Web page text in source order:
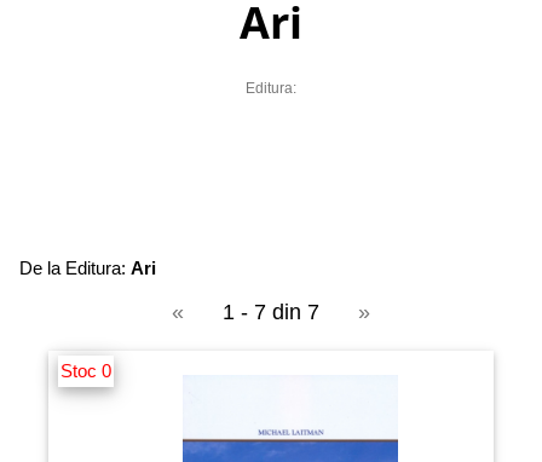
Ari
Editura:
De la Editura: Ari
« 1 - 7 din 7 »
Stoc 0